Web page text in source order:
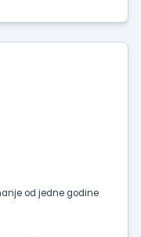
od jedne godine